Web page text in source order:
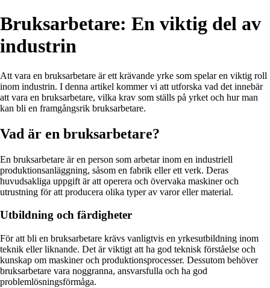
Bruksarbetare: En viktig del av
industrin
Att vara en bruksarbetare är ett krävande yrke som spelar en viktig roll
inom industrin. I denna artikel kommer vi att utforska vad det innebär
att vara en bruksarbetare, vilka krav som ställs på yrket och hur man
kan bli en framgångsrik bruksarbetare.
Vad är en bruksarbetare?
En bruksarbetare är en person som arbetar inom en industriell
produktionsanläggning, såsom en fabrik eller ett verk. Deras
huvudsakliga uppgift är att operera och övervaka maskiner och
utrustning för att producera olika typer av varor eller material.
Utbildning och färdigheter
För att bli en bruksarbetare krävs vanligtvis en yrkesutbildning inom
teknik eller liknande. Det är viktigt att ha god teknisk förståelse och
kunskap om maskiner och produktionsprocesser. Dessutom behöver
bruksarbetare vara noggranna, ansvarsfulla och ha god
problemlösningsförmåga.